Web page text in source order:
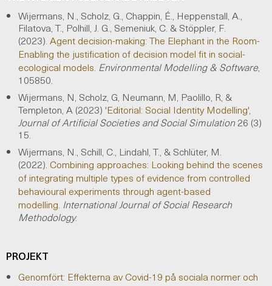
Wijermans, N., Scholz, G., Chappin, É., Heppenstall, A.,
Filatova, T., Polhill, J. G., Semeniuk, C. & Stöppler, F.
(2023). Agent decision-making: The Elephant in the Room-
Enabling the justification of decision model fit in social-
ecological models. Environmental Modelling & Software,
105850.
Wijermans, N, Scholz, G, Neumann, M, Paolillo, R, &
Templeton, A (2023) 'Editorial: Social Identity Modelling',
Journal of Artificial Societies and Social Simulation 26 (3)
15.
Wijermans, N., Schill, C., Lindahl, T., & Schlüter, M.
(2022). Combining approaches: Looking behind the scenes
of integrating multiple types of evidence from controlled
behavioural experiments through agent-based
modelling. International Journal of Social Research
Methodology.
PROJEKT
Genomfört: Effekterna av Covid-19 på sociala normer och